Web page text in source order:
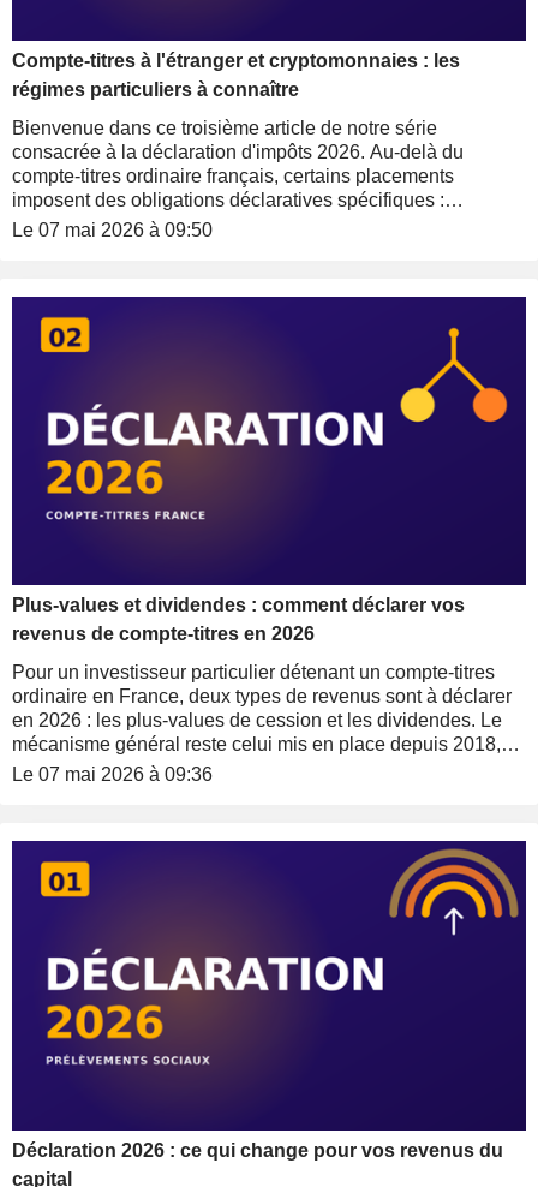
Compte-titres à l'étranger et cryptomonnaies : les
régimes particuliers à connaître
Bienvenue dans ce troisième article de notre série
consacrée à la déclaration d'impôts 2026. Au-delà du
compte-titres ordinaire français, certains placements
imposent des obligations déclaratives spécifiques :
déclaration du compte, calculs à votre charge, formulaires
Brokers, DeGiro, eToro, Revolut et autres) et fiscalité des
cryptomonnaies.
Le 07 mai 2026 à 09:50
Plus-values et dividendes : comment déclarer vos
revenus de compte-titres en 2026
Pour un investisseur particulier détenant un compte-titres
ordinaire en France, deux types de revenus sont à déclarer
en 2026 : les plus-values de cession et les dividendes. Le
mécanisme général reste celui mis en place depuis 2018,
mais avec une modification non négligeable, la loi de
options d'imposition, des cases à remplir et des marges
d'optimisation possibles.
Le 07 mai 2026 à 09:36
Déclaration 2026 : ce qui change pour vos revenus du
capital